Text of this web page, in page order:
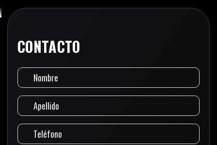
CONTACTO